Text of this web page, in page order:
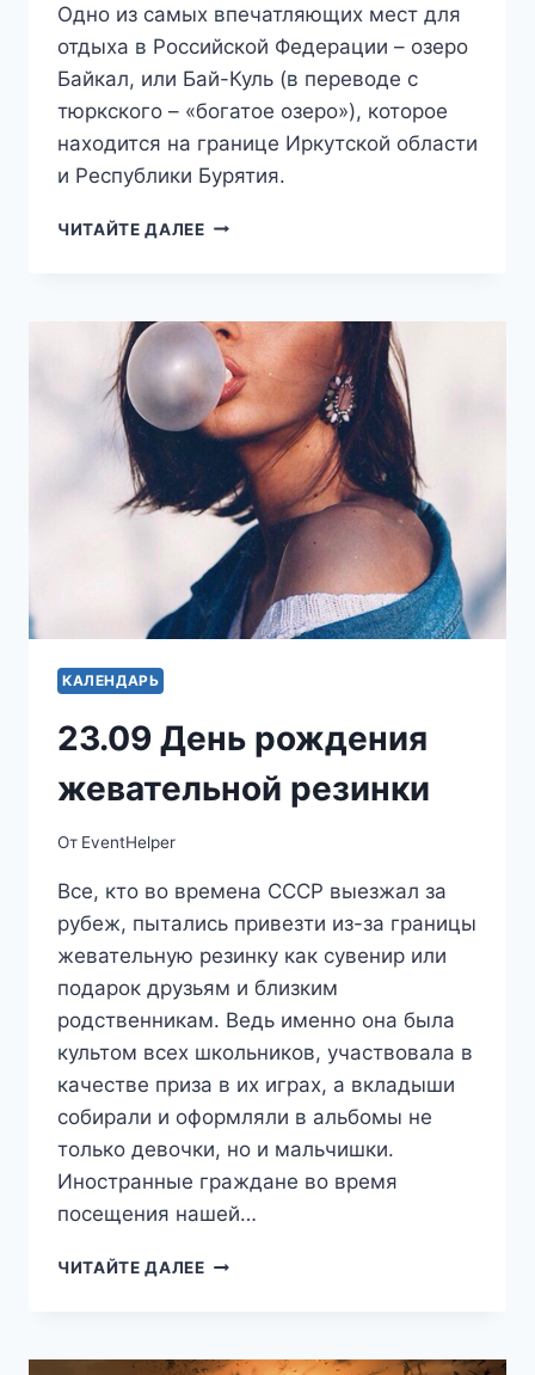
Одно из самых впечатляющих мест для
отдыха в Российской Федерации – озеро
Байкал, или Бай-Куль (в переводе с
тюркского – «богатое озеро»), которое
находится на границе Иркутской области
и Республики Бурятия.
ЧИТАЙТЕ ДАЛЕЕДЕНЬ
КАЛЕНДАРЬ
23.09 День рождения
жевательной резинки
От EventHelper
Все, кто во времена СССР выезжал за
рубеж, пытались привезти из-за границы
жевательную резинку как сувенир или
подарок друзьям и близким
родственникам. Ведь именно она была
культом всех школьников, участвовала в
качестве приза в их играх, а вкладыши
собирали и оформляли в альбомы не
только девочки, но и мальчишки.
Иностранные граждане во время
посещения нашей…
ЧИТАЙТЕ ДАЛЕЕ23.09
РЕЗИНКИ